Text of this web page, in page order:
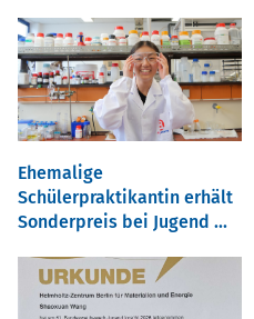
Ehemalige
Schülerpraktikantin erhält
Sonderpreis bei Jugend ...